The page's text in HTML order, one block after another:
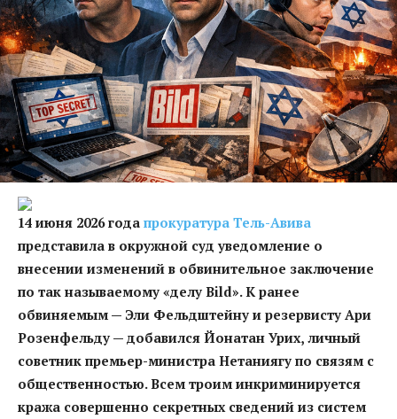
14 июня 2026 года прокуратура Тель-Авива
представила в окружной суд уведомление о
внесении изменений в обвинительное заключение
по так называемому «делу Bild». К ранее
обвиняемым — Эли Фельдштейну и резервисту Ари
Розенфельду — добавился Йонатан Урих, личный
советник премьер-министра Нетаниягу по связям с
общественностью. Всем троим инкриминируется
кража совершенно секретных сведений из систем